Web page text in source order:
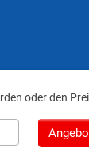
oder den